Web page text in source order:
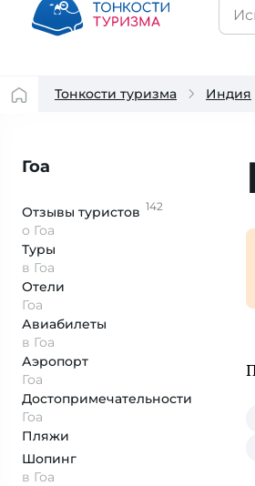
Тонкости туризма Индия
Гоа
Отзывы туристов 142
о Гоа
Туры
в Гоа
Отели
Гоа
Авиабилеты
в Гоа
Аэропорт
Гоа
Достопримеча­тельности
Гоа
Пляжи
Шопинг
в Гоа